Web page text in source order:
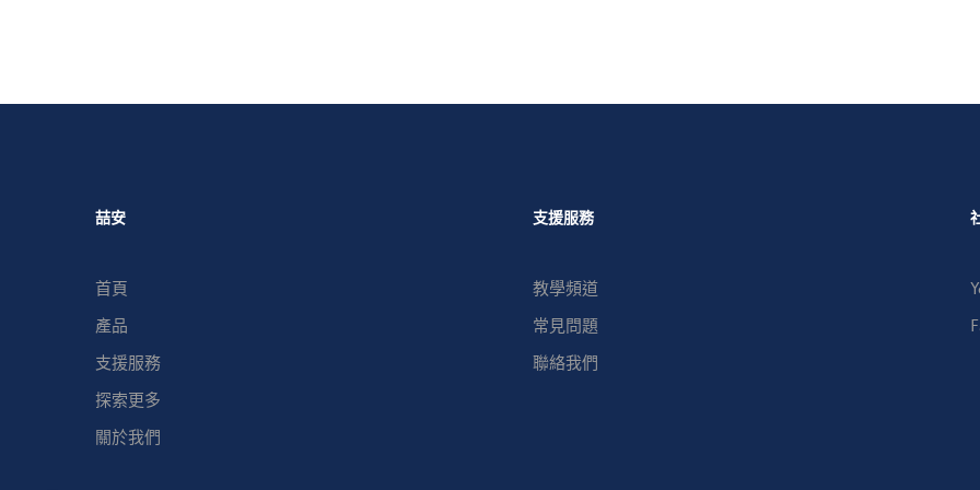
喆安
首頁
產品
支援服務
探索更多
關於我們
支援服務
教學頻道
常見問題
聯絡我們